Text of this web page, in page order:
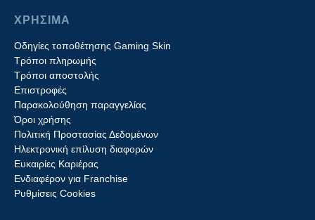
ΧΡΗΣΙΜΑ
Οδηγίες τοποθέτησης Gaming Skin
Τρόποι πληρωμής
Τρόποι αποστολής
Επιστροφές
Παρακολούθηση παραγγελίας
Όροι χρήσης
Πολιτική Προστασίας Δεδομένων
Ηλεκτρονική επίλυση διαφορών
Ευκαιρίες Καριέρας
Ενδιαφέρον για Franchise
Ρυθμίσεις Cookies